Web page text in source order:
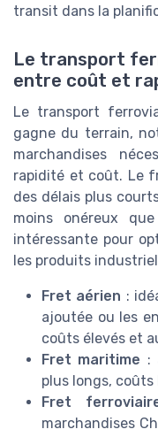
transit dans la
Le transport
entre coût et
Le transport
gagne du terrain,
marchandises
rapidité et coût. Le
des délais plus
moins onéreux
intéressante pour
les produits
Fret aérien :
ajoutée ou les
coûts élevés et
Fret maritime :
plus longs,
Fret
marchandises